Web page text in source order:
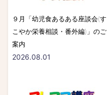
９月「幼児食あるある座談会(す
こやか栄養相談・番外編)」のご
案内
2026.08.01